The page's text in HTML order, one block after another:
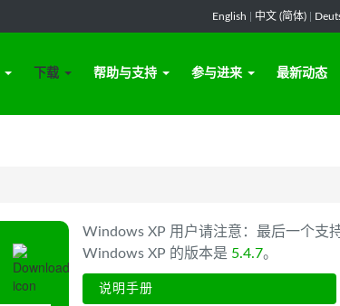
English 中文 (简体)
下载 帮助与支持 参与进来 最新动态
Windows XP 用户请注意：最后一个支
Windows XP 的版本是 5.4.7。
说明手册